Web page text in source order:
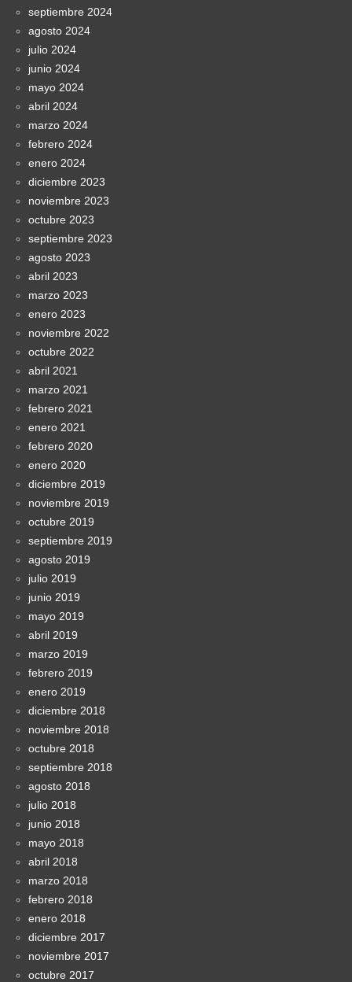
septiembre 2024
agosto 2024
julio 2024
junio 2024
mayo 2024
abril 2024
marzo 2024
febrero 2024
enero 2024
diciembre 2023
noviembre 2023
octubre 2023
septiembre 2023
agosto 2023
abril 2023
marzo 2023
enero 2023
noviembre 2022
octubre 2022
abril 2021
marzo 2021
febrero 2021
enero 2021
febrero 2020
enero 2020
diciembre 2019
noviembre 2019
octubre 2019
septiembre 2019
agosto 2019
julio 2019
junio 2019
mayo 2019
abril 2019
marzo 2019
febrero 2019
enero 2019
diciembre 2018
noviembre 2018
octubre 2018
septiembre 2018
agosto 2018
julio 2018
junio 2018
mayo 2018
abril 2018
marzo 2018
febrero 2018
enero 2018
diciembre 2017
noviembre 2017
octubre 2017